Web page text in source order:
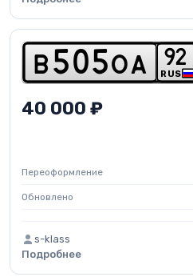
b 5 0 5 o a RUS
92
40 000 ₽
Переоформление
Обновлено
s-klass
Подробнее